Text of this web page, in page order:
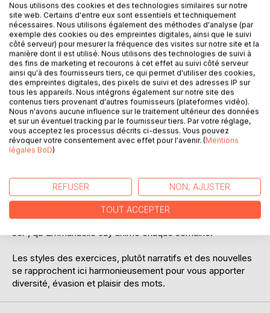
AJOUTER AU PANIER
Ajouter à ma liste d'envies
Laisser un avis
DESCRIPTION
Troisième opuscule du genre, Nouvelles et autres jeux
d'écriture est un recueil de textes courts
autobiographiques entrecoupés d'exercices créatifs,
réalisés en petit groupe, au sein de l'atelier "Un temps pour
soi", qu'Emmanuelle Jay anime chaque semaine.
Les styles des exercices, plutôt narratifs et des nouvelles
se rapprochent ici harmonieusement pour vous apporter
diversité, évasion et plaisir des mots.
Nous utilisons des cookies et des technologies similaires sur notre
site web. Certains d'entre eux sont essentiels et techniquement
nécessaires. Nous utilisons également des méthodes d'analyse (par
exemple des cookies ou des empreintes digitales, ainsi que le suivi
côté serveur) pour mesurer la fréquence des visites sur notre site et la
manière dont il est utilisé. Nous utilisons des technologies de suivi à
des fins de marketing et recourons à cet effet au suivi côté serveur
ainsi qu'à des fournisseurs tiers, ce qui permet d'utiliser des cookies,
des empreintes digitales, des pixels de suivi et des adresses IP sur
tous les appareils. Nous intégrons également sur notre site des
contenus tiers provenant d'autres fournisseurs (plateformes vidéo).
Nous n'avons aucune influence sur le traitement ultérieur des données
et sur un éventuel tracking par le fournisseur tiers. Par votre réglage,
vous acceptez les processus décrits ci-dessus. Vous pouvez
révoquer votre consentement avec effet pour l'avenir. (Mentions
légales BoD)
REFUSER NON, AJUSTER
TOUT ACCEPTER